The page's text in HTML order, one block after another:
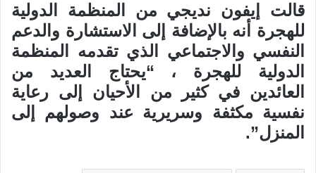
قالت إيفون نديجي من المنظمة الدولية
للهجرة أنه بالإضافة إلى الاستشارة والدعم
النفسي والاجتماعي الذي تقدمه المنظمة
الدولية للهجرة ، “يحتاج العديد من
العائدين في كثير من الأحيان إلى رعاية
نفسية مكثفة وسريرية عند وصولهم إلى
المنزل”.